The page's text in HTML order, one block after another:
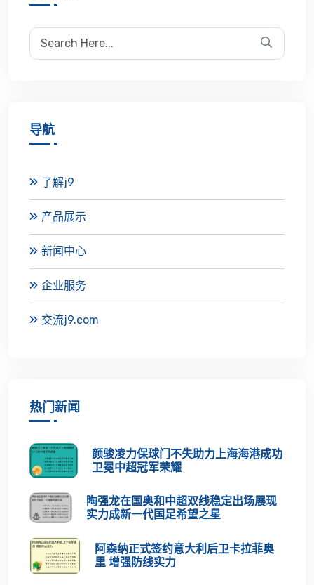
导航
了解j9
产品展示
新闻中心
企业服务
交流j9.com
热门新闻
颜骏凌力保球门不失助力上海海港成功
卫冕中超冠军荣耀
陶强龙在国奥和中超双线稳定出场展现
实力成新一代国足希望之星
阿森纳正式签约意大利后卫卡拉菲奥
里 增强防线实力